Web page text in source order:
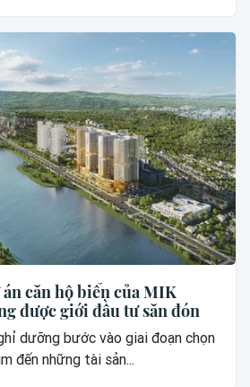
căn hộ biển của MIK
được giới đầu tư săn đón
dưỡng bước vào giai đoạn chọn
đến những tài sản...